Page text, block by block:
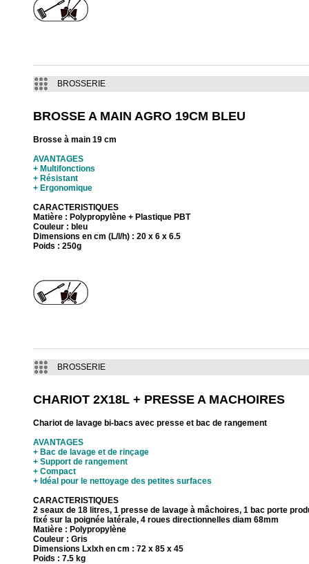
BROSSERIE
BROSSE A MAIN AGRO 19CM BLEU
Brosse à main 19 cm
AVANTAGES
+ Multifonctions
+ Résistant
+ Ergonomique
CARACTERISTIQUES
Matière : Polypropylène + Plastique PBT
Couleur : bleu
Dimensions en cm (L/l/h) : 20 x 6 x 6.5
Poids : 250g
BROSSERIE
CHARIOT 2X18L + PRESSE A MACHOIRES
Chariot de lavage bi-bacs avec presse et bac de rangement
AVANTAGES
+ Bac de lavage et de rinçage
+ Support de rangement
+ Compact
+ Idéal pour le nettoyage des petites surfaces
CARACTERISTIQUES
2 seaux de 18 litres, 1 presse de lavage à mâchoires, 1 bac porte
fixé sur la poignée latérale, 4 roues directionnelles diam 68mm
Matière : Polypropylène
Couleur : Gris
Dimensions Lxlxh en cm : 72 x 85 x 45
Poids : 7.5 kg